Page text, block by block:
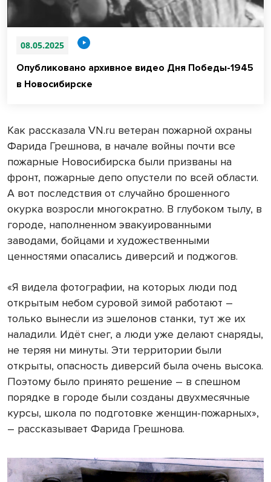
08.05.2025
Опубликовано архивное видео Дня Победы-1945
в Новосибирске
Как рассказала VN.ru ветеран пожарной охраны
Фарида Грешнова, в начале войны почти все
пожарные Новосибирска были призваны на
фронт, пожарные депо опустели по всей области.
А вот последствия от случайно брошенного
окурка возросли многократно. В глубоком тылу, в
городе, наполненном эвакуированными
заводами, бойцами и художественными
ценностями опасались диверсий и поджогов.
«Я видела фотографии, на которых люди под
открытым небом суровой зимой работают –
только вынесли из эшелонов станки, тут же их
наладили. Идёт снег, а люди уже делают снаряды,
не теряя ни минуты. Эти территории были
открыты, опасность диверсий была очень высока.
Поэтому было принято решение – в спешном
порядке в городе были созданы двухмесячные
курсы, школа по подготовке женщин-пожарных»,
– рассказывает Фарида Грешнова.